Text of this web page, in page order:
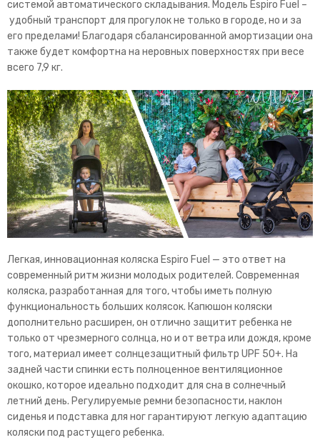
системой автоматического складывания. Модель Espiro Fuel –
удобный транспорт для прогулок не только в городе, но и за
его пределами! Благодаря сбалансированной амортизации она
также будет комфортна на неровных поверхностях при весе
всего 7,9 кг.
Легкая, инновационная коляска Espiro Fuel — это ответ на
современный ритм жизни молодых родителей. Современная
коляска, разработанная для того, чтобы иметь полную
функциональность больших колясок. Капюшон коляски
дополнительно расширен, он отлично защитит ребенка не
только от чрезмерного солнца, но и от ветра или дождя, кроме
того, материал имеет солнцезащитный фильтр UPF 50+. На
задней части спинки есть полноценное вентиляционное
окошко, которое идеально подходит для сна в солнечный
летний день. Регулируемые ремни безопасности, наклон
сиденья и подставка для ног гарантируют легкую адаптацию
коляски под растущего ребенка.